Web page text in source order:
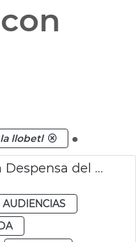
llobetl .
Madrid Fusión València Despensa del Mediterráneo